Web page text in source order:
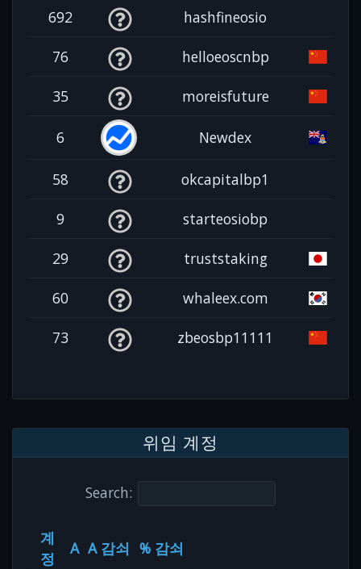
692 hashfineosio
76 helloeoscnbp
35 moreisfuture
6 Newdex
58 okcapitalbp1
9 starteosiobp
29 truststaking
60 whaleex.com
73 zbeosbp11111
위임 계정
Search:
계
정
A A 감쇠 % 감쇠